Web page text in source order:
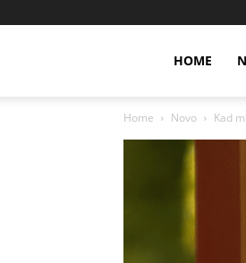
HOME
Home Novo Kad